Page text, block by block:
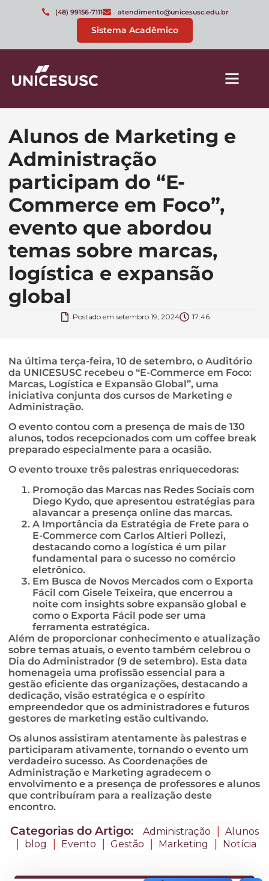
(48) 99156-7111 atendimento@unicesusc.edu.br
Sistema Acadêmico
Alunos de Marketing e
Administração
participam do “E-
Commerce em Foco”,
evento que abordou
temas sobre marcas,
logística e expansão
global
Postado em setembro 19, 2024 17:46
Na última terça-feira, 10 de setembro, o Auditório
da UNICESUSC recebeu o “E-Commerce em Foco:
Marcas, Logística e Expansão Global”, uma
iniciativa conjunta dos cursos de Marketing e
Administração.
O evento contou com a presença de mais de 130
alunos, todos recepcionados com um coffee break
preparado especialmente para a ocasião.
O evento trouxe três palestras enriquecedoras:
Promoção das Marcas nas Redes Sociais com
Diego Kydo, que apresentou estratégias para
alavancar a presença online das marcas.
A Importância da Estratégia de Frete para o
E-Commerce com Carlos Altieri Pollezi,
destacando como a logística é um pilar
fundamental para o sucesso no comércio
eletrônico.
Em Busca de Novos Mercados com o Exporta
Fácil com Gisele Teixeira, que encerrou a
noite com insights sobre expansão global e
como o Exporta Fácil pode ser uma
ferramenta estratégica.
Além de proporcionar conhecimento e atualização
sobre temas atuais, o evento também celebrou o
Dia do Administrador (9 de setembro). Esta data
homenageia uma profissão essencial para a
gestão eficiente das organizações, destacando a
dedicação, visão estratégica e o espírito
empreendedor que os administradores e futuros
gestores de marketing estão cultivando.
Os alunos assistiram atentamente às palestras e
participaram ativamente, tornando o evento um
verdadeiro sucesso. As Coordenações de
Administração e Marketing agradecem o
envolvimento e a presença de professores e alunos
que contribuíram para a realização deste
encontro.
Categorias do Artigo: Administração | Alunos
| blog | Evento | Gestão | Marketing | Notícia